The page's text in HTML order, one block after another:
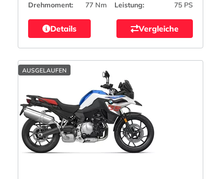
Drehmoment:
77 Nm Leistung: 75 PS
Details Vergleiche
AUSGELAUFEN